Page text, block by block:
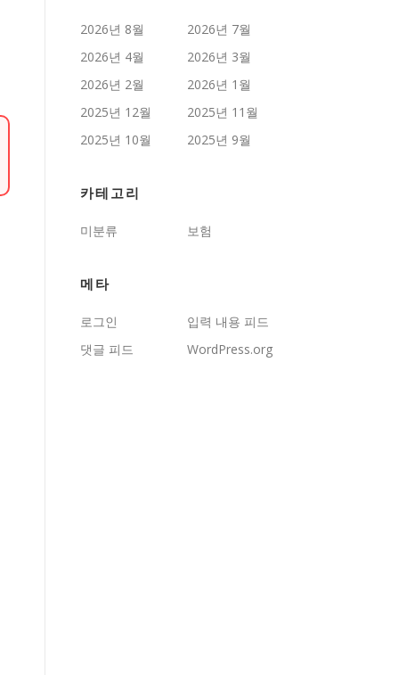
2026년 8월
2026년 7월
2026년 4월
2026년 3월
2026년 2월
2026년 1월
2025년 12월
2025년 11월
2025년 10월
2025년 9월
카테고리
미분류 보험
메타
로그인
입력 내용 피드
댓글 피드
WordPress.org